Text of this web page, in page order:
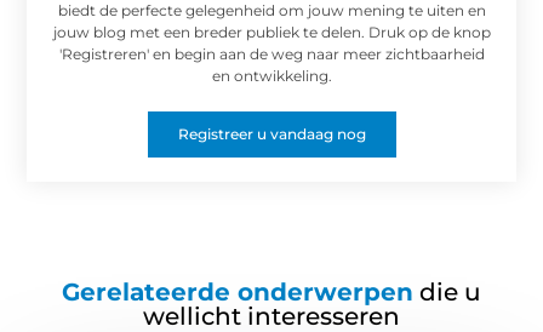
biedt de perfecte gelegenheid om jouw mening te uiten en
jouw blog met een breder publiek te delen. Druk op de knop
'Registreren' en begin aan de weg naar meer zichtbaarheid
en ontwikkeling.
Registreer u vandaag nog
Gerelateerde onderwerpen die u
wellicht interesseren